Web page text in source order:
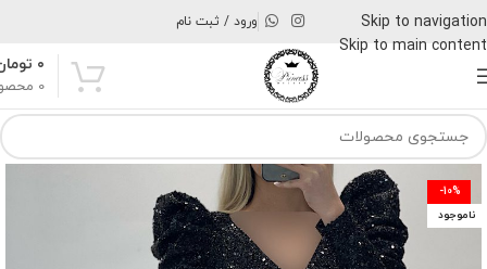
Skip to navigation
Skip to main content
ورود / ثبت نام
0
۰
-10%
ناموجود